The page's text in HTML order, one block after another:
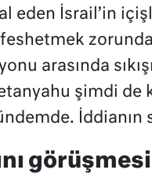
eden İsrail’in
zorunda
arasında
şimdi de